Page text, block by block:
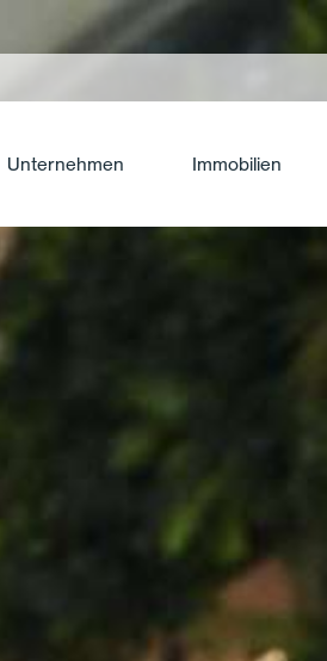
Unternehmen Immobilien